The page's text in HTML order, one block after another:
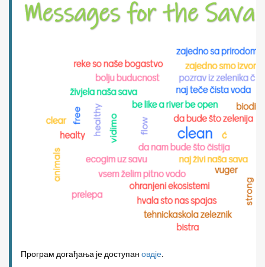
Програм догађања је доступан овдје.